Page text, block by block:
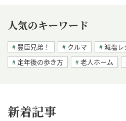
人気のキーワード
豊臣兄弟！ クルマ 減塩レ
定年後の歩き方
老人ホーム
新着記事